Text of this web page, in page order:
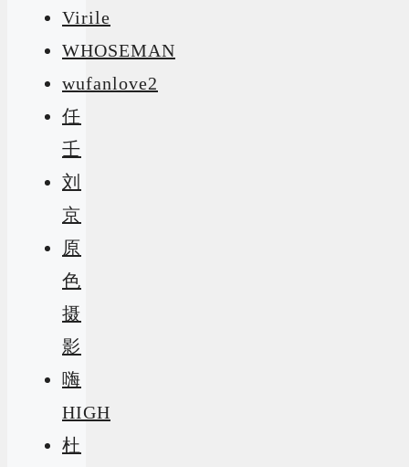
Virile
WHOSEMAN
wufanlove2
任
壬
刘
京
原
色
摄
影
嗨
HIGH
杜